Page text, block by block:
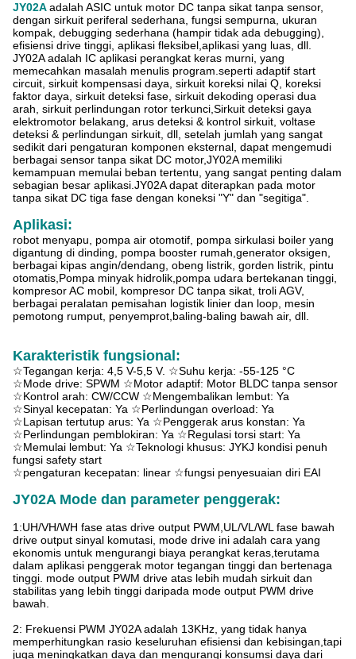
JY02A adalah ASIC untuk motor DC tanpa sikat tanpa sensor,
dengan sirkuit periferal sederhana, fungsi sempurna, ukuran
kompak, debugging sederhana (hampir tidak ada debugging),
efisiensi drive tinggi, aplikasi fleksibel,aplikasi yang luas, dll.
JY02A adalah IC aplikasi perangkat keras murni, yang
memecahkan masalah menulis program.seperti adaptif start
circuit, sirkuit kompensasi daya, sirkuit koreksi nilai Q, koreksi
faktor daya, sirkuit deteksi fase, sirkuit dekoding operasi dua
arah, sirkuit perlindungan rotor terkunci,Sirkuit deteksi gaya
elektromotor belakang, arus deteksi & kontrol sirkuit, voltase
deteksi & perlindungan sirkuit, dll, setelah jumlah yang sangat
sedikit dari pengaturan komponen eksternal, dapat mengemudi
berbagai sensor tanpa sikat DC motor,JY02A memiliki
kemampuan memulai beban tertentu, yang sangat penting dalam
sebagian besar aplikasi.JY02A dapat diterapkan pada motor
tanpa sikat DC tiga fase dengan koneksi "Y" dan "segitiga".
Aplikasi:
robot menyapu, pompa air otomotif, pompa sirkulasi boiler yang
digantung di dinding, pompa booster rumah,generator oksigen,
berbagai kipas angin/dendang, obeng listrik, gorden listrik, pintu
otomatis,Pompa minyak hidrolik,pompa udara bertekanan tinggi,
kompresor AC mobil, kompresor DC tanpa sikat, troli AGV,
berbagai peralatan pemisahan logistik linier dan loop, mesin
pemotong rumput, penyemprot,baling-baling bawah air, dll.
Karakteristik fungsional:
☆Tegangan kerja: 4,5 V-5,5 V. ☆Suhu kerja: -55-125 °C
☆Mode drive: SPWM ☆Motor adaptif: Motor BLDC tanpa sensor
☆Kontrol arah: CW/CCW ☆Mengembalikan lembut: Ya
☆Sinyal kecepatan: Ya ☆Perlindungan overload: Ya
☆Lapisan tertutup arus: Ya ☆Penggerak arus konstan: Ya
☆Perlindungan pemblokiran: Ya ☆Regulasi torsi start: Ya
☆Memulai lembut: Ya ☆Teknologi khusus: JYKJ kondisi penuh
fungsi safety start
☆pengaturan kecepatan: linear ☆fungsi penyesuaian diri EAI
JY02A Mode dan parameter penggerak:
1:UH/VH/WH fase atas drive output PWM,UL/VL/WL fase bawah
drive output sinyal komutasi, mode drive ini adalah cara yang
ekonomis untuk mengurangi biaya perangkat keras,terutama
dalam aplikasi penggerak motor tegangan tinggi dan bertenaga
tinggi. mode output PWM drive atas lebih mudah sirkuit dan
stabilitas yang lebih tinggi daripada mode output PWM drive
bawah.
2: Frekuensi PWM JY02A adalah 13KHz, yang tidak hanya
memperhitungkan rasio keseluruhan efisiensi dan kebisingan,tapi
juga meningkatkan daya dan mengurangi konsumsi daya dari